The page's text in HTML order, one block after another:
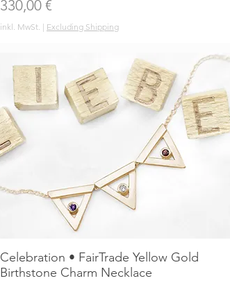
Preis
330,00 €
inkl. MwSt. | Excluding Shipping
Celebration • FairTrade Yellow Gold
Birthstone Charm Necklace